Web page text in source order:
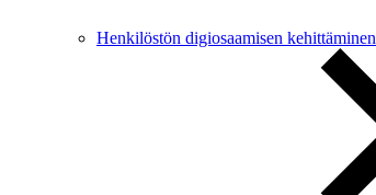
Henkilöstön digiosaamisen kehittäminen